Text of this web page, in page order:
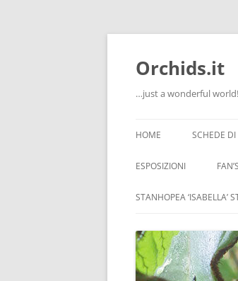
Orchids.it
…just a wonderful world!
HOME
INFO
LA SERRA DI GUIDO
SCHEDE
ESPOSIZIONI
STANHOPEA ‘ISABELLA’